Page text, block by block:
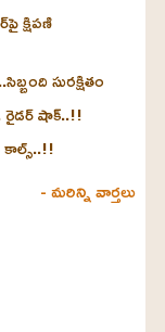
క్షిపణి
సురక్షితం
రైడర్ షాక్..!!
- మరిన్ని వార్తలు